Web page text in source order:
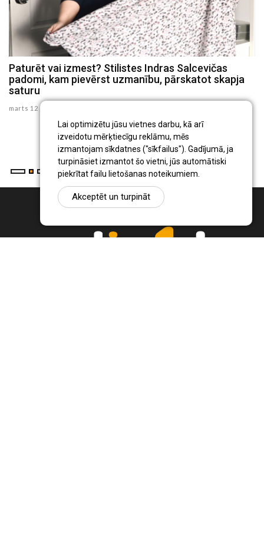
Lai optimizētu jūsu vietnes darbu, kā arī
izveidotu mērķtiecīgu reklāmu, mēs
izmantojam sīkdatnes ("sīkfailus"). Gadījumā, ja
turpināsiet izmantot šo vietni, jūs automātiski
piekrītat failu lietošanas noteikumiem.
Akceptēt un turpināt
Paturēt vai izmest? Stilistes Indras Salcevičas
padomi, kam pievērst uzmanību, pārskatot skapja
saturu
marts 12 , 2021